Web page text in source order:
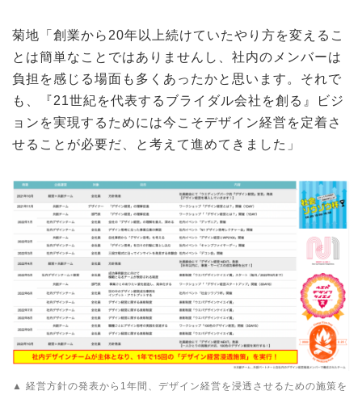
菊地「創業から20年以上続けていたやり方を変えるこ
とは簡単なことではありませんし、社内のメンバーは
負担を感じる場面も多くあったかと思います。それで
も、『21世紀を代表するブライダル会社を創る』ビジ
ョンを実現するためには今こそデザイン経営を定着さ
せることが必要だ、と考えて進めてきました」
▲ 経営方針の発表から1年間、デザイン経営を浸透させるための施策を